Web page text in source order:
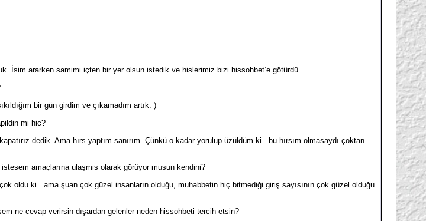
İsim ararken samimi içten bir yer olsun istedik ve hislerimiz bizi hissohbet’e götürdü
bir gün girdim ve çıkamadım artık: )
mi hic?
dedik. Ama hırs yaptım sanırım. Çünkü o kadar yorulup üzüldüm ki.. bu hırsım olmasaydı çoktan
amaçlarına ulaşmis olarak görüyor musun kendini?
oldu ki.. ama şuan çok güzel insanların olduğu, muhabbetin hiç bitmediği giriş sayısının çok güzel olduğu
ne cevap verirsin dışardan gelenler neden hissohbeti tercih etsin?